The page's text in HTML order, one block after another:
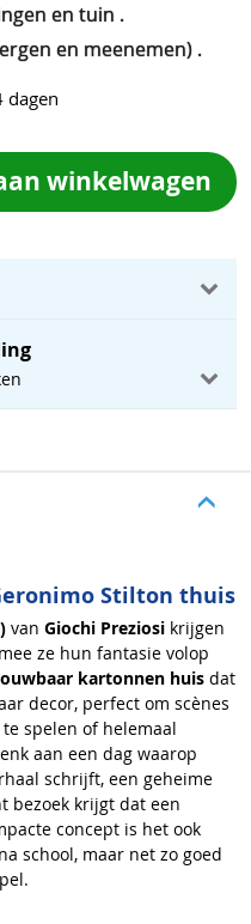
en tuin .
en meenemen) .
dagen
winkelwagen
Stilton thuis
van Giochi Preziosi krijgen
ze hun fantasie volop
kartonnen huis dat
decor, perfect om scènes
spelen of helemaal
aan een dag waarop
schrijft, een geheime
bezoek krijgt dat een
concept is het ook
school, maar net zo goed